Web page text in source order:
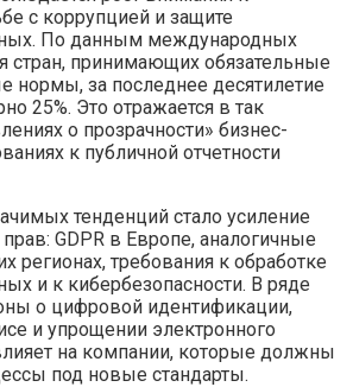
с коррупцией и защите
По данным международных
стран, принимающих обязательные
нормы, за последнее десятилетие
25%. Это отражается в так
о прозрачности» бизнес-
к публичной отчетности
тенденций стало усиление
GDPR в Европе, аналогичные
регионах, требования к обработке
и к кибербезопасности. В ряде
о цифровой идентификации,
и упрощении электронного
на компании, которые должны
под новые стандарты.